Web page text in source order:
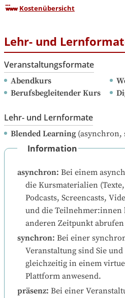
Kostenübersicht
Lehr- und
Veranstaltungsformate
Abendkurs
Berufsbegleitender Kurs
Lehr- und Lernformate
Blended Learning(asynchron,
Information
asynchron: Bei einem
die Kursmaterialien
Podcasts, Screencasts,
und die Teilnehmer:innen
anderen Zeitpunkt
synchron: Bei einer
Veranstaltung sind Sie
gleichzeitig in einem
Plattform anwesend.
präsenz: Bei einer